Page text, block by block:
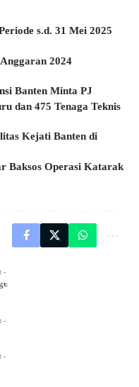
s.d. 31 Mei 2025
2024
Banten Minta PJ
dan 475 Tenaga Teknis
Kejati Banten di
Baksos Operasi Katarak
-
-
-